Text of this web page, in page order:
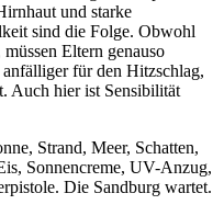
und starke
sind die Folge. Obwohl
Eltern genauso
für den Hitzschlag,
Auch hier ist Sensibilität
Strand, Meer, Schatten,
Sonnencreme, UV-Anzug,
Die Sandburg wartet.